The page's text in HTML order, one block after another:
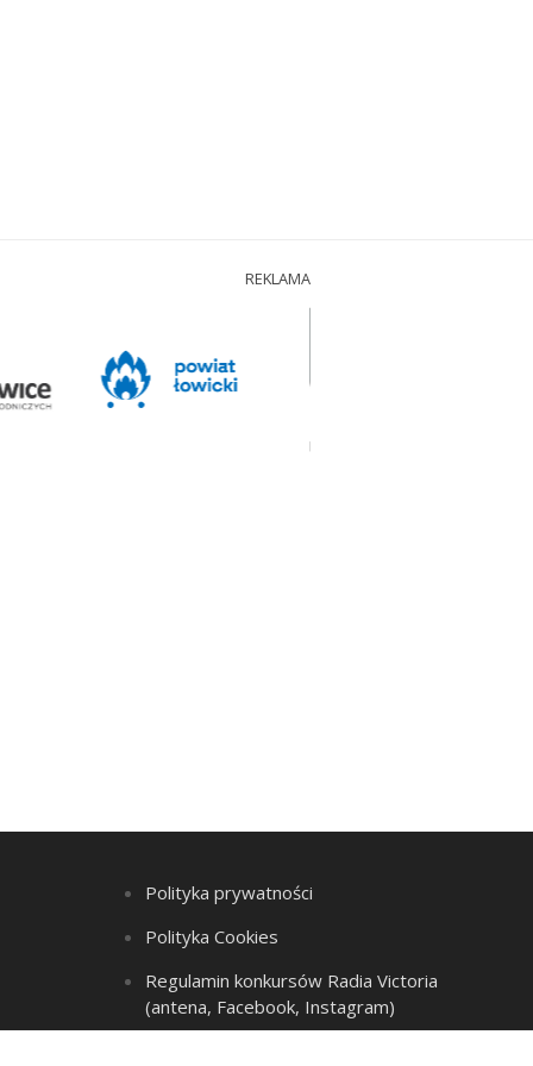
REKLAMA
Polityka prywatności
Polityka Cookies
Regulamin konkursów Radia Victoria
(antena, Facebook, Instagram)